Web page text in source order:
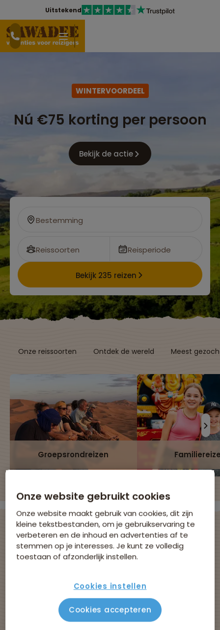
Uitstekend
WINTERVOORDEEL
Nú €75 korting per persoon
Bekijk de actie
Bestemming
Reissoorten Reisperiode
Bekijk 235 reizen
Onze reissoorten Ontdek de wereld Meest
Groepsrondreizen
Avontuurlijke
groepsreizen met
Sawadee
Onze website gebruikt cookies
Onze website maakt gebruik van cookies, dit zijn
kleine tekstbestanden, om je gebruikservaring te
verbeteren en de inhoud en advertenties af te
stemmen op je interesses. Je kunt ze volledig
toestaan of afzonderlijk instellen.
Cookies instellen
Cookies accepteren